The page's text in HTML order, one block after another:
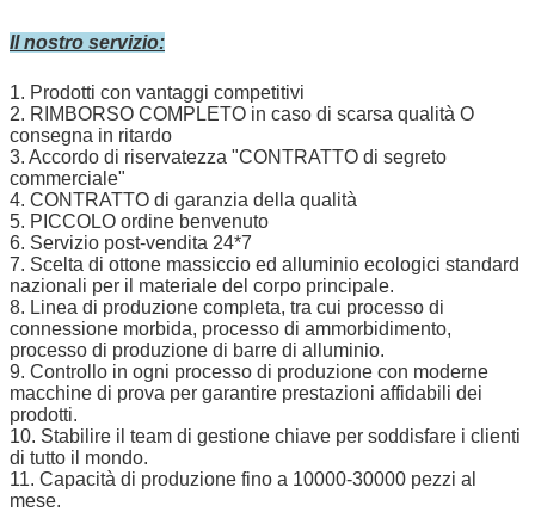
saldatura laser, saldatura a testa, saldatura ad
arco con argon, tornitura CNC,
rettifica superficiale, rettifica cilindrica,
Il nostro servizio:
1. Prodotti con vantaggi competitivi
2. RIMBORSO COMPLETO in caso di scarsa qualità O
consegna in ritardo
3. Accordo di riservatezza "CONTRATTO di segreto
commerciale"
4. CONTRATTO di garanzia della qualità
5. PICCOLO ordine benvenuto
6. Servizio post-vendita 24*7
7. Scelta di ottone massiccio ed alluminio ecologici standard
nazionali per il materiale del corpo principale.
8. Linea di produzione completa, tra cui processo di
connessione morbida, processo di ammorbidimento,
processo di produzione di barre di alluminio.
9. Controllo in ogni processo di produzione con moderne
macchine di prova per garantire prestazioni affidabili dei
prodotti.
10. Stabilire il team di gestione chiave per soddisfare i clienti
di tutto il mondo.
11. Capacità di produzione fino a 10000-30000 pezzi al
mese.